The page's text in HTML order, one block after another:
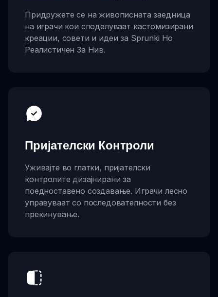
Придружете се на живописната заедница
на играчи кои споделуваат кастомизирани
креации, совети и идеи за Sprunki Но
Реалистичен За Нив.
Пријателски Контроли
Уживајте во глатки, пријателски
контролите дизајнирани за
поедноставено создавање. Играчи лесно
управуваат со последователности без
прекинување.